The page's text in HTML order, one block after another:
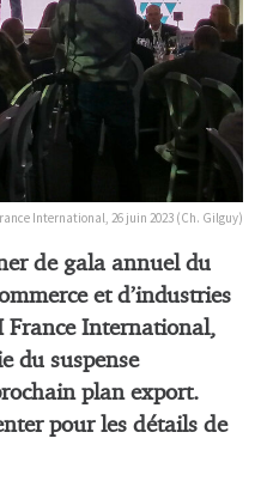
International, 26 juin 2023 (Ch. Gilguy)
de gala annuel du
et d’industries
France International,
du suspense
plan export.
pour les détails de